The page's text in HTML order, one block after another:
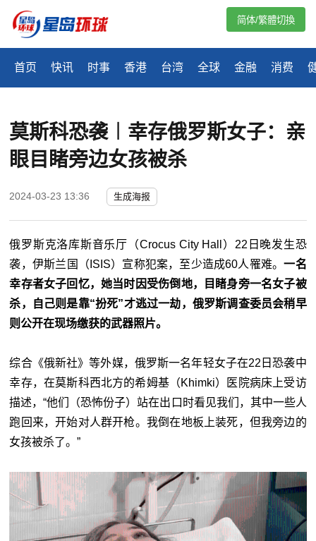
首页 快讯 时事 香港 台湾 全球 金融 消费
简体/繁體切換
莫斯科恐袭︱幸存俄罗斯女子：亲
眼目睹旁边女孩被杀
2024-03-23 13:36 生成海报
俄罗斯克洛库斯音乐厅（Crocus City Hall）22日晚发生恐
袭，伊斯兰国（ISIS）宣称犯案，至少造成60人罹难。一名
幸存者女子回忆，她当时因受伤倒地，目睹身旁一名女子被
杀，自己则是靠“扮死”才逃过一劫，俄罗斯调查委员会稍早
则公开在现场缴获的武器照片。
综合《俄新社》等外媒，俄罗斯一名年轻女子在22日恐袭中
幸存，在莫斯科西北方的希姆基（Khimki）医院病床上受访
描述，“他们（恐怖份子）站在出口时看见我们，其中一些人
跑回来，开始对人群开枪。我倒在地板上装死，但我旁边的
女孩被杀了。”